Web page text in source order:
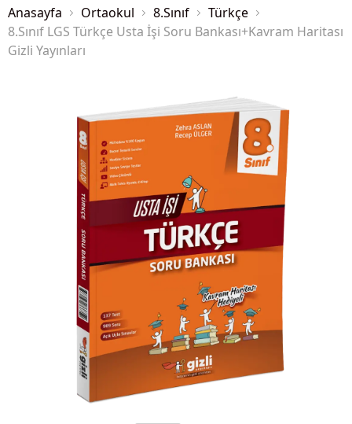
Anasayfa Ortaokul 8.Sınıf
Türkçe
8.Sınıf LGS Türkçe Usta İşi Soru Bankası+Kavram Haritası
Gizli Yayınları